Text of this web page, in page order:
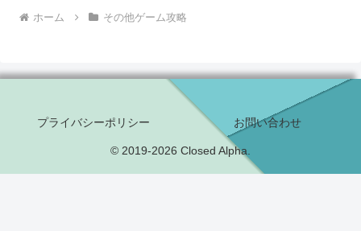
ホーム その他ゲーム攻略
プライバシーポリシー お問い合わせ
© 2019-2026 Closed Alpha.